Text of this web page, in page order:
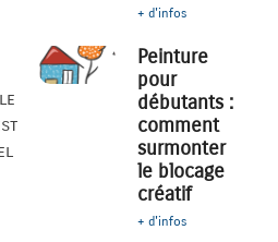
+ d'infos
Peinture
pour
débutants :
comment
surmonter
le blocage
créatif
+ d'infos